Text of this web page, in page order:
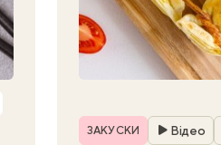
Рубрика
ЗАКУСКИ Відео